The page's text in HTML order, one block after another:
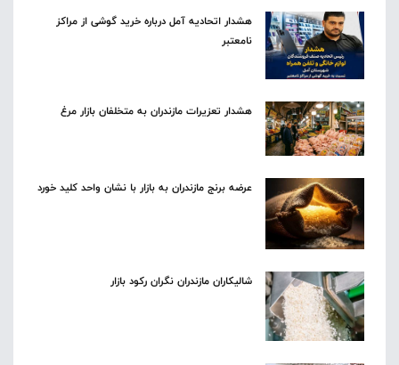
هشدار اتحادیه آمل درباره خرید گوشی از مراکز
نامعتبر
هشدار تعزیرات مازندران به متخلفان بازار مرغ
عرضه برنج مازندران به بازار با نشان واحد کلید خورد
شالیکاران مازندران نگران رکود بازار